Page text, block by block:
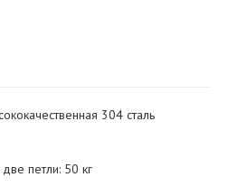
304 сталь
петли: 50 кг